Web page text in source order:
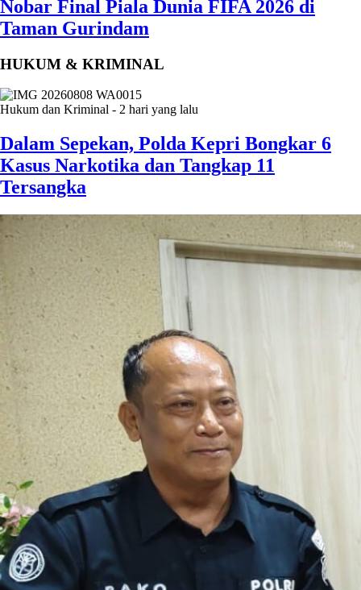
Nobar Final Piala Dunia FIFA 2026 di
Taman Gurindam
HUKUM & KRIMINAL
Hukum dan Kriminal - 2 hari yang lalu
Dalam Sepekan, Polda Kepri Bongkar 6
Kasus Narkotika dan Tangkap 11
Tersangka